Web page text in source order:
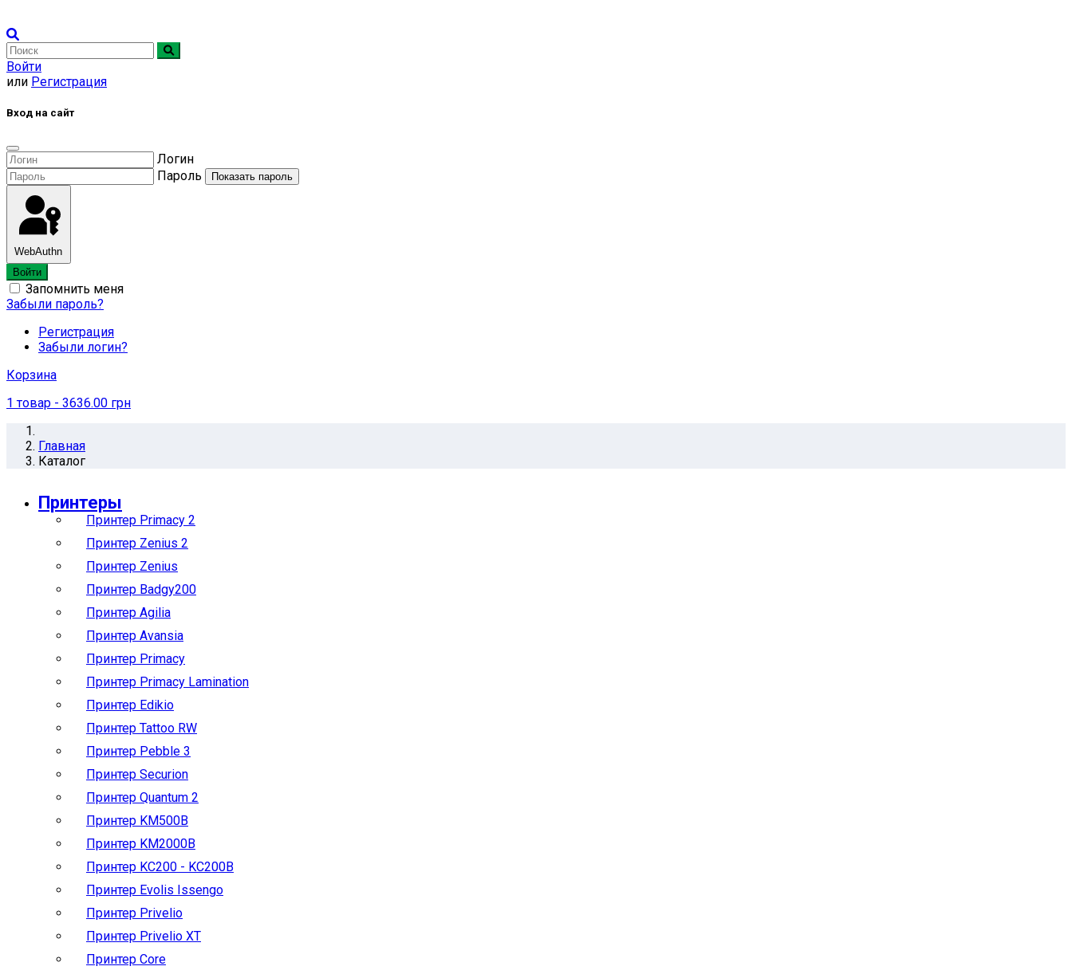
Войти
или Регистрация
Вход на сайт
Логин
Пароль
Показать пароль
WebAuthn
Войти
Запомнить меня
Забыли пароль?
Регистрация
Забыли логин?
Корзина
1 товар - 3636.00 грн
Главная
Каталог
Принтеры
Принтер Primacy 2
Принтер Zenius 2
Принтер Zenius
Принтер Badgy200
Принтер Agilia
Принтер Avansia
Принтер Primacy
Принтер Primacy Lamination
Принтер Edikio
Принтер Tattoo RW
Принтер Pebble 3
Принтер Securion
Принтер Quantum 2
Принтер KM500B
Принтер KM2000B
Принтер KC200 - KC200B
Принтер Evolis Issengo
Принтер Privelio
Принтер Privelio XT
Принтер Core